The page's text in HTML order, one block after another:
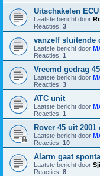
Uitschakelen
Laatste bericht door
Reacties: 3
vanzelf sluitende
Laatste bericht door
Reacties: 1
Vreemd gedrag
Laatste bericht door
Reacties: 3
ATC unit
Laatste bericht door
Reacties: 1
Rover 45 uit 2001
Laatste bericht door
Reacties: 10
Alarm gaat
Laatste bericht door
Reacties: 8